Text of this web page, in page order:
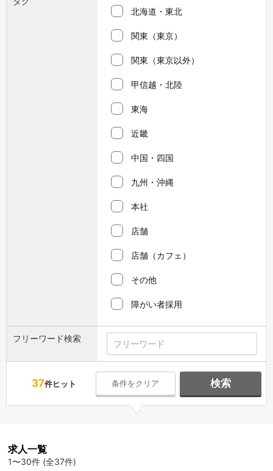
北海道・東北
関東（東京）
関東（東京以外）
甲信越・北陸
東海
近畿
中国・四国
九州・沖縄
本社
店舗
店舗（カフェ）
その他
障がい者採用
フリーワード検索
37件ヒット 条件をクリア 検索
求人一覧
1〜30件 (全37件)